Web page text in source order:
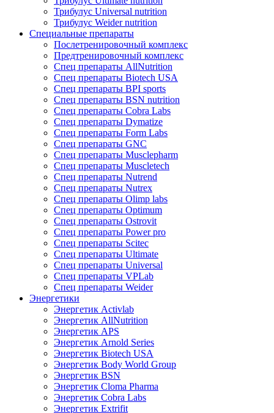
Трибулус Universal nutrition
Трибулус Weider nutrition
Специальные препараты
Послетренировочный комплекс
Предтренировочный комплекс
Спец препараты AllNutrition
Спец препараты Biotech USA
Спец препараты BPI sports
Спец препараты BSN nutrition
Спец препараты Cobra Labs
Спец препараты Dymatize
Спец препараты Form Labs
Спец препараты GNC
Спец препараты Musclepharm
Спец препараты Muscletech
Спец препараты Nutrend
Спец препараты Nutrex
Спец препараты Olimp labs
Спец препараты Optimum
Спец препараты Ostrovit
Спец препараты Power pro
Спец препараты Scitec
Спец препараты Ultimate
Спец препараты Universal
Спец препараты VPLab
Спец препараты Weider
Энергетики
Энергетик Activlab
Энергетик AllNutrition
Энергетик APS
Энергетик Arnold Series
Энергетик Biotech USA
Энергетик Body World Group
Энергетик BSN
Энергетик Cloma Pharma
Энергетик Cobra Labs
Энергетик Extrifit